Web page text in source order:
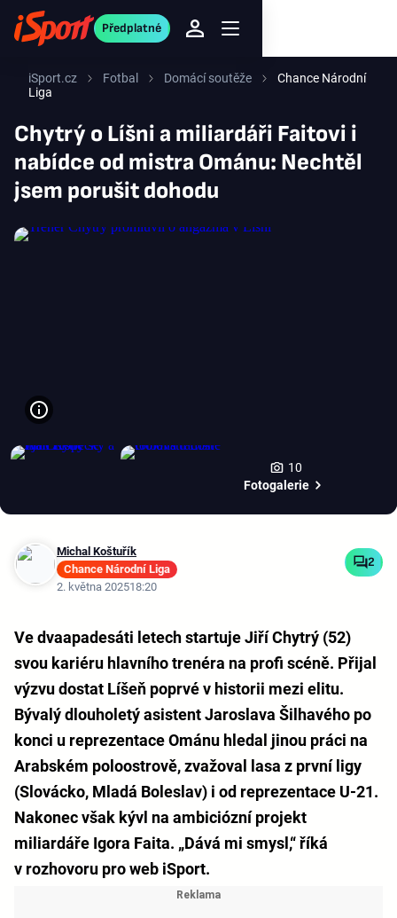
Předplatné
iSport.cz Fotbal Domácí soutěže
Chance Národní
Liga
Chytrý o Líšni a miliardáři Faitovi i
nabídce od mistra Ománu: Nechtěl
jsem porušit dohodu
10
Fotogalerie
Michal Koštuřík
Chance Národní Liga
2. května 202518:20
2
Ve dvaapadesáti letech startuje Jiří Chytrý (52)
svou kariéru hlavního trenéra na profi scéně. Přijal
výzvu dostat Líšeň poprvé v historii mezi elitu.
Bývalý dlouholetý asistent Jaroslava Šilhavého po
konci u reprezentace Ománu hledal jinou práci na
Arabském poloostrově, zvažoval lasa z první ligy
(Slovácko, Mladá Boleslav) i od reprezentace U-21.
Nakonec však kývl na ambiciózní projekt
miliardáře Igora Faita. „Dává mi smysl,“ říká
v rozhovoru pro web iSport.